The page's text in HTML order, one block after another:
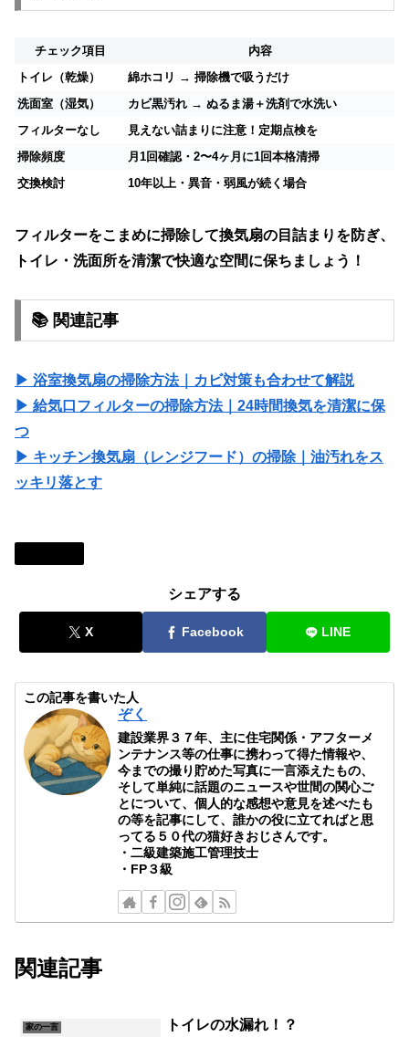
チェック項目
内容
トイレ（乾燥）
綿ホコリ → 掃除機で吸うだけ
洗面室（湿気）
カビ黒汚れ → ぬるま湯＋洗剤で水洗い
フィルターなし
見えない詰まりに注意！定期点検を
掃除頻度
月1回確認・2〜4ヶ月に1回本格清掃
交換検討
10年以上・異音・弱風が続く場合
フィルターをこまめに掃除して換気扇の目詰まりを防ぎ、
トイレ・洗面所を清潔で快適な空間に保ちましょう！
📚 関連記事
▶ 浴室換気扇の掃除方法｜カビ対策も合わせて解説
▶ 給気口フィルターの掃除方法｜24時間換気を清潔に保
つ
▶ キッチン換気扇（レンジフード）の掃除｜油汚れをス
ッキリ落とす
シェアする
X Facebook LINE
この記事を書いた人
ぞく
建設業界３７年、主に住宅関係・アフターメ
ンテナンス等の仕事に携わって得た情報や、
今までの撮り貯めた写真に一言添えたもの、
そして単純に話題のニュースや世間の関心ご
とについて、個人的な感想や意見を述べたも
の等を記事にして、誰かの役に立てればと思
ってる５０代の猫好きおじさんです。
・二級建築施工管理技士
・FP３級
関連記事
家の一言 トイレの水漏れ！？